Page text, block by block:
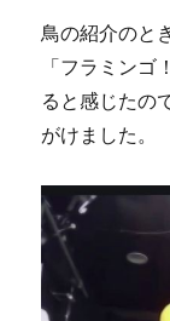
鳥の紹介のと
「フラミン
ると感じたの
がけました。